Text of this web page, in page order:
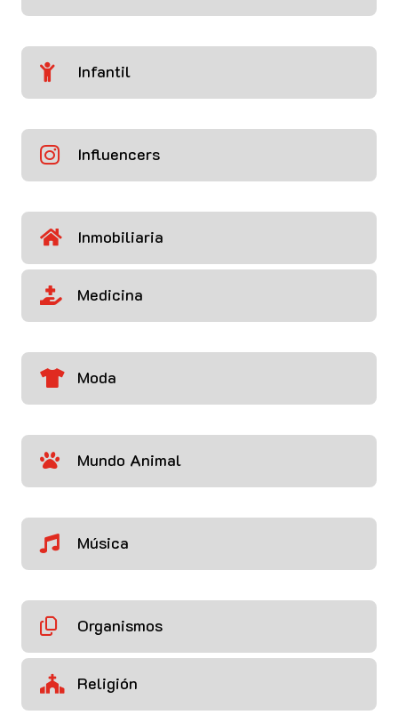
 Infantil
 Influencers
 Inmobiliaria
 Medicina
 Moda
 Mundo Animal
 Música
 Organismos
 Religión